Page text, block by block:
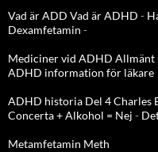
Vad är ADD Vad är ADHD -
Dexamfetamin -
Mediciner vid ADHD Allmänt
ADHD information för läkare
ADHD historia Del 4 Charles
Concerta + Alkohol = Nej -
Metamfetamin Meth